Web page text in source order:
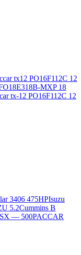
tx12 PO16F112C 12
MXP 18
tx-12 PO16F112C 12
3406 475HPIsuzu
5.2Cummins B
— 500PACCAR